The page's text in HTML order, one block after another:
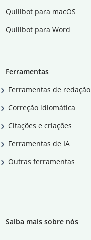
Quillbot para macOS
Quillbot para Word
Ferramentas
Ferramentas de redação
Correção idiomática
Citações e criações
Ferramentas de IA
Outras ferramentas
Saiba mais sobre nós